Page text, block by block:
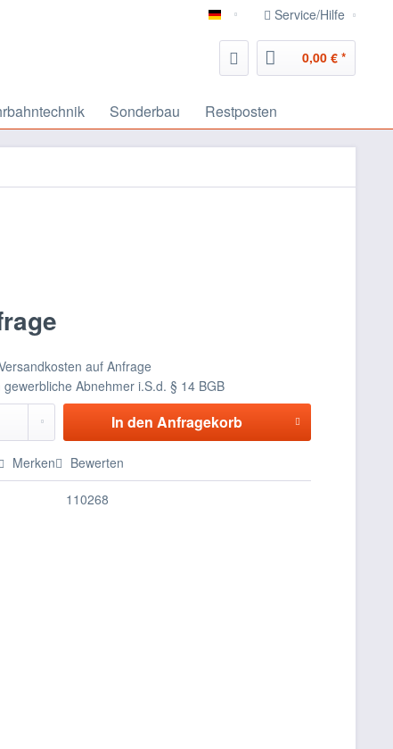
deutsch Service/Hilfe
0,00 € *
Sonderbau Restposten
auf Anfrage
Abnehmer i.S.d. § 14 BGB
In den Anfragekorb
Merken Bewerten
110268